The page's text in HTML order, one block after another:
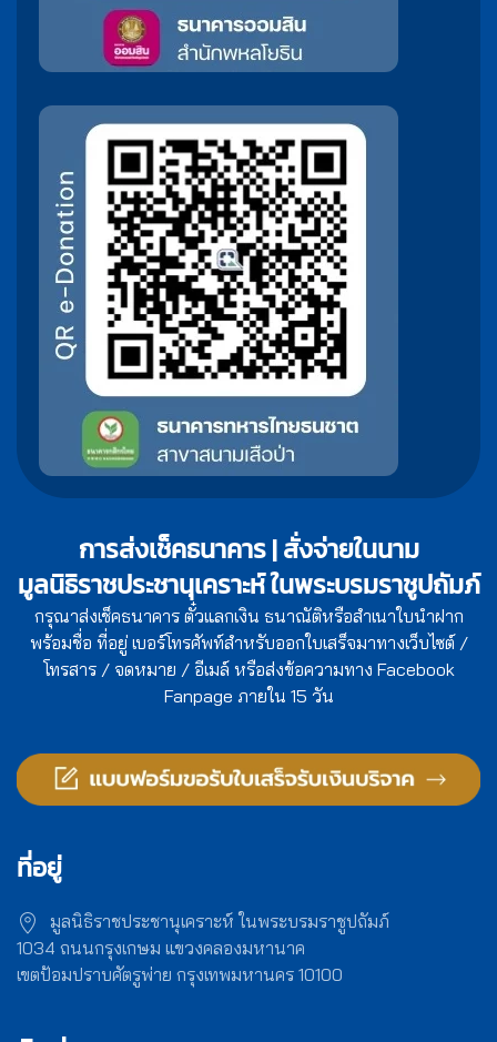
การส่งเช็คธนาคาร | สั่งจ่ายในนาม
มูลนิธิราชประชานุเคราะห์ ในพระบรมราชูปถัมภ์
กรุณาส่งเช็คธนาคาร ตั๋วแลกเงิน ธนาณัติหรือสำเนาใบนำฝาก
พร้อมชื่อ ที่อยู่ เบอร์โทรศัพท์สำหรับออกใบเสร็จมาทางเว็บไซต์ /
โทรสาร / จดหมาย / อีเมล์ หรือส่งข้อความทาง Facebook
Fanpage ภายใน 15 วัน
ที่อยู่
มูลนิธิราชประชานุเคราะห์ ในพระบรมราชูปถัมภ์
1034 ถนนกรุงเกษม แขวงคลองมหานาค
เขตป้อมปราบศัตรูพ่าย กรุงเทพมหานคร 10100